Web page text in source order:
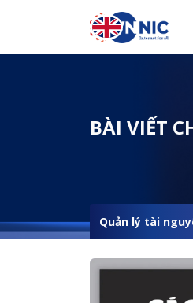
Nhảy đến nội dung
BÀI VIẾT
Quản lý tài